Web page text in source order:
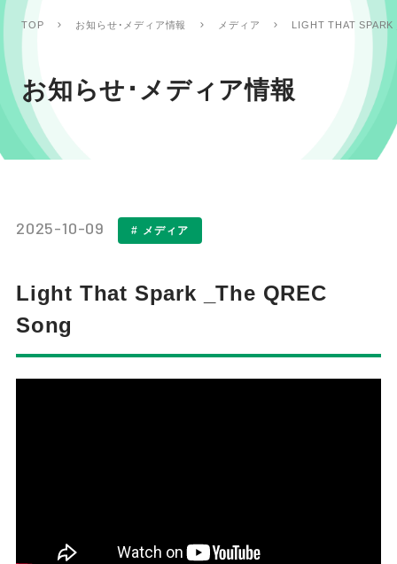
TOP お知らせ･メディア情報 メディア LIGHT THAT
お知らせ･メディア情報
2025-10-09 メディア
Light That Spark _The QREC
Song